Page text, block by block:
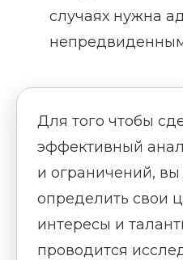
случаях нужна
Для того чтобы
эффективный
и ограничений,
определить свои
интересы и
проводится